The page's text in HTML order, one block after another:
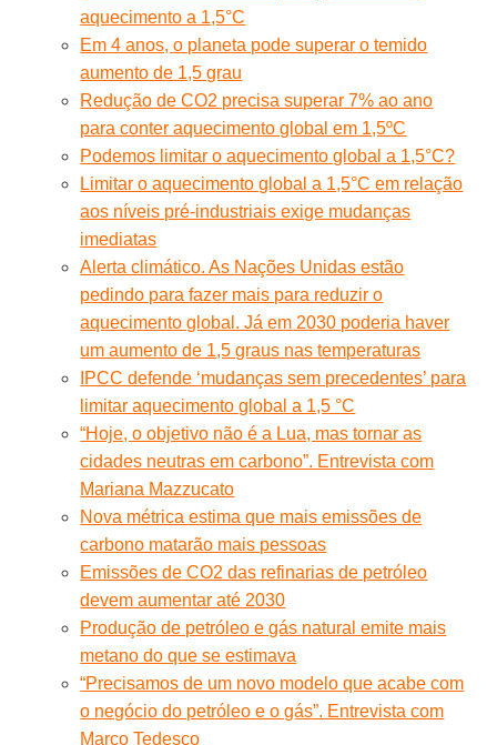
aquecimento a 1,5°C
Em 4 anos, o planeta pode superar o temido
aumento de 1,5 grau
Redução de CO2 precisa superar 7% ao ano
para conter aquecimento global em 1,5ºC
Podemos limitar o aquecimento global a 1,5°C?
Limitar o aquecimento global a 1,5°C em relação
aos níveis pré-industriais exige mudanças
imediatas
Alerta climático. As Nações Unidas estão
pedindo para fazer mais para reduzir o
aquecimento global. Já em 2030 poderia haver
um aumento de 1,5 graus nas temperaturas
IPCC defende ‘mudanças sem precedentes’ para
limitar aquecimento global a 1,5 °C
“Hoje, o objetivo não é a Lua, mas tornar as
cidades neutras em carbono”. Entrevista com
Mariana Mazzucato
Nova métrica estima que mais emissões de
carbono matarão mais pessoas
Emissões de CO2 das refinarias de petróleo
devem aumentar até 2030
Produção de petróleo e gás natural emite mais
metano do que se estimava
“Precisamos de um novo modelo que acabe com
o negócio do petróleo e o gás”. Entrevista com
Marco Tedesco